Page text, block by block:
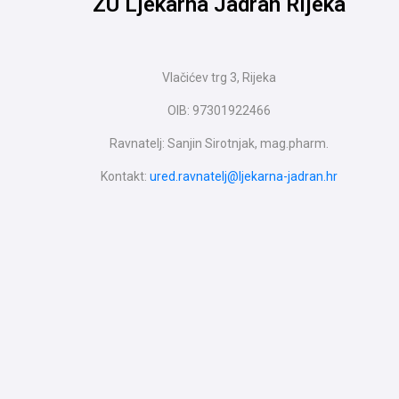
Vlačićev trg 3, Rijeka
OIB: 97301922466
Ravnatelj: Sanjin Sirotnjak, mag.pharm.
Kontakt: ured.ravnatelj@ljekarna-jadran.hr